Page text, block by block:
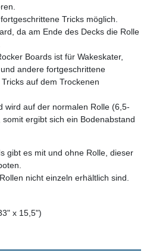
Tricks möglich.
da am Ende des Decks die Rolle
Boards ist für Wakeskater,
andere fortgeschrittene
auf dem Trockenen
wird auf der normalen Rolle (6,5-
ergibt sich ein Bodenabstand
gibt es mit und ohne Rolle, dieser
nicht einzeln erhältlich sind.
x 15,5")